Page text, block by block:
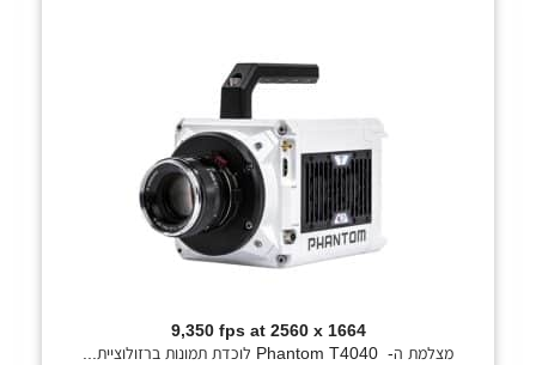
9,350 fps at 2560 x 1664
מצלמת ה- Phantom T4040 לוכדת תמונות ברזולוציית...